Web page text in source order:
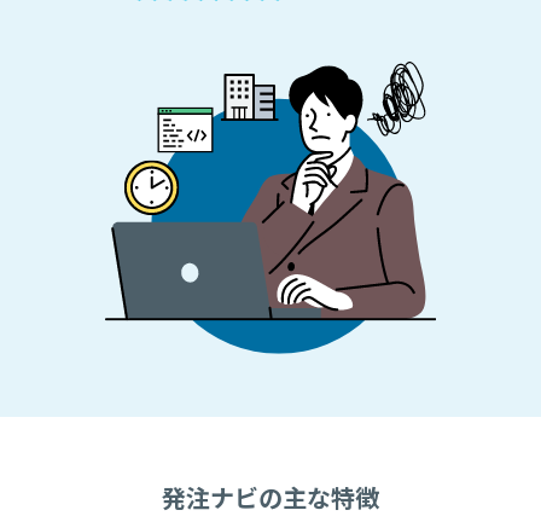
発注ナビの主な特徴